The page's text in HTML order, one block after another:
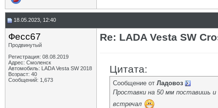
18.05.2023, 12:40
Фесс67
Продвинутый
Регистрация: 08.08.2019
Адрес: Смоленск
Автомобиль: LADA Vesta SW 2018
Возраст: 40
Сообщений: 1,673
Re: LADA Vesta SW
Цитата:
Сообщение от Ладовоз
Проставки на 50 мм поставишь
встречал